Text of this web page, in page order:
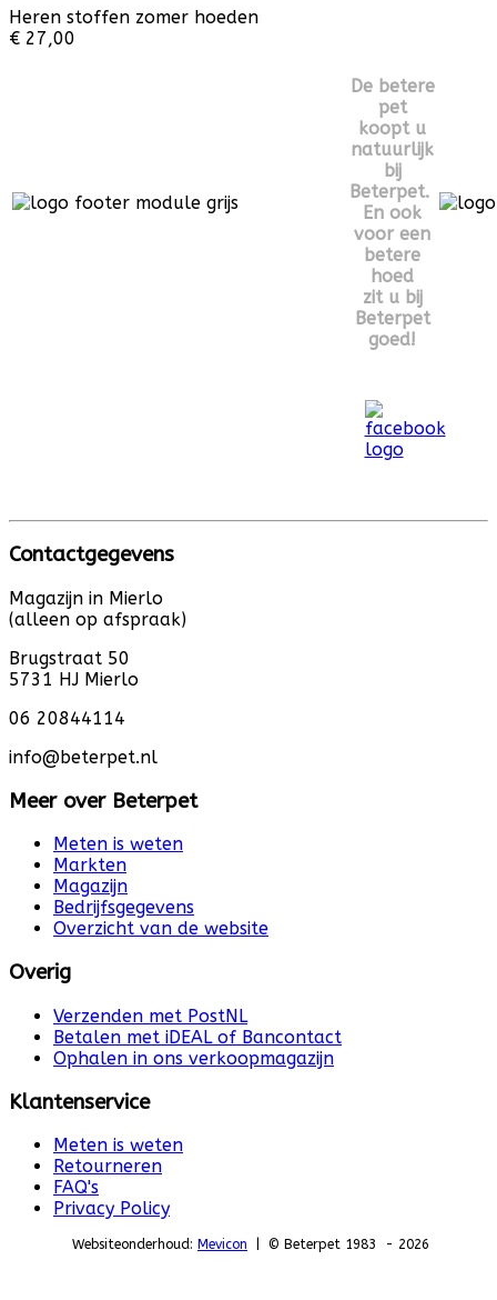
Heren stoffen zomer hoeden
€ 27,00
De betere
pet
koopt u
natuurlijk
bij
Beterpet.
En ook
voor een
betere
hoed
zit u bij
Beterpet
goed!
Contactgegevens
Magazijn in Mierlo
(alleen op afspraak)
Brugstraat 50
5731 HJ Mierlo
06 20844114
info@beterpet.nl
Meer over Beterpet
Meten is weten
Markten
Magazijn
Bedrijfsgegevens
Overzicht van de website
Overig
Verzenden met PostNL
Betalen met iDEAL of Bancontact
Ophalen in ons verkoopmagazijn
Klantenservice
Meten is weten
Retourneren
FAQ's
Privacy Policy
Websiteonderhoud: Mevicon | © Beterpet 1983 - 2026